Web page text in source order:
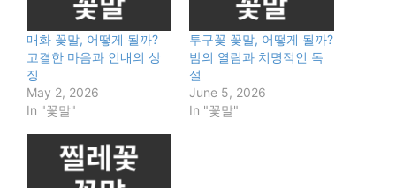
매화 꽃말, 어떻게 될까?
고결한 마음과 인내의 상
징
May 2, 2026
In "꽃말"
투구꽃 꽃말, 어떻게 될까?
밤의 열림과 치명적인 독
설
June 5, 2026
In "꽃말"